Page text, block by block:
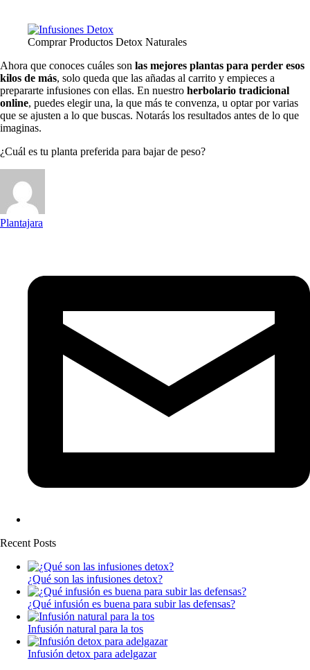
Comprar Productos Detox Naturales
Ahora que conoces cuáles son las mejores plantas para perder esos
kilos de más, solo queda que las añadas al carrito y empieces a
prepararte infusiones con ellas. En nuestro herbolario tradicional
online, puedes elegir una, la que más te convenza, u optar por varias
que se ajusten a lo que buscas. Notarás los resultados antes de lo que
imaginas.
¿Cuál es tu planta preferida para bajar de peso?
Plantajara
Recent Posts
¿Qué son las infusiones detox?
¿Qué infusión es buena para subir las defensas?
Infusión natural para la tos
Infusión detox para adelgazar